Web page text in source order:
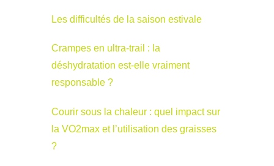
Les difficultés de la saison estivale
Crampes en ultra-trail : la
déshydratation est-elle vraiment
responsable ?
Courir sous la chaleur : quel impact sur
la VO2max et l’utilisation des graisses
?